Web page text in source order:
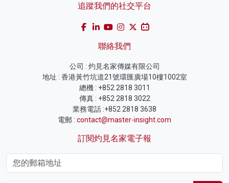
追蹤我們的社交平台
聯絡我們
公司 : 灼見名家傳媒有限公司
地址 : 香港黃竹坑道21號環匯廣場10樓1002室
總機 : +852 2818 3011
傳真 : +852 2818 3022
業務電話 :+852 2818 3638
電郵 : contact@master-insight.com
訂閱灼見名家電子報